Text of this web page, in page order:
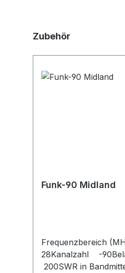
Produktgalerie
Zubehör
Funk-90 Midland
Frequenzbereich
28Kanalzahl -
200SWR in